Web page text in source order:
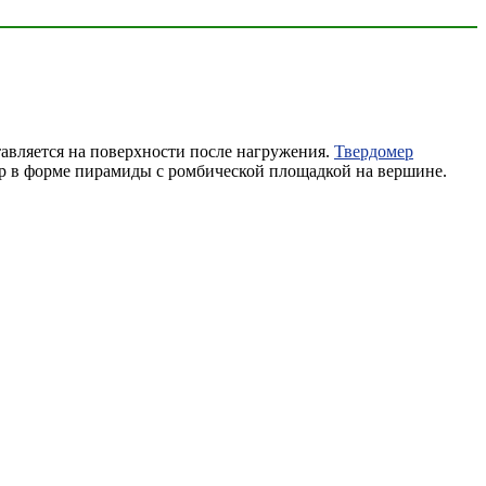
на поверхности после нагружения. Твердомер
в форме пирамиды с ромбической площадкой на вершине.